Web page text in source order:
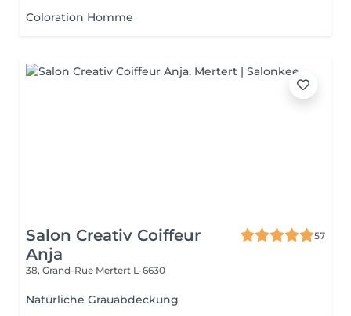
Coloration Homme
Salon Creativ Coiffeur
Anja
57
38, Grand-Rue Mertert L-6630
Natürliche Grauabdeckung